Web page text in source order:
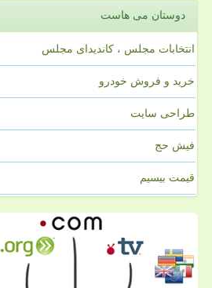
دوستان می هاست
انتخابات مجلس ، کاندیدای مجلس
خرید و فروش خودرو
طراحی سایت
فیش حج
قیمت بیسیم